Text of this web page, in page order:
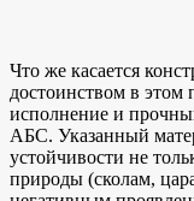
Что же касается
достоинством в этом
исполнение и
АБС. Указанный
устойчивости не
природы (сколам,